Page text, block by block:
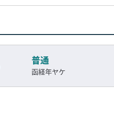
普通
函経年ヤケ